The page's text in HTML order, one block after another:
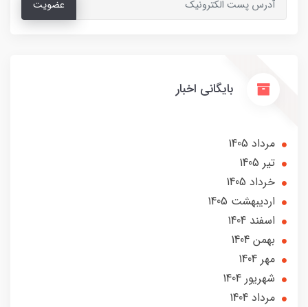
عضویت
بایگانی اخبار
مرداد 1405
تير 1405
خرداد 1405
ارديبهشت 1405
اسفند 1404
بهمن 1404
مهر 1404
شهریور 1404
مرداد 1404